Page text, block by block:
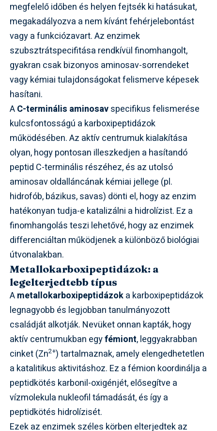
megfelelő időben és helyen fejtsék ki hatásukat,
megakadályozva a nem kívánt fehérjelebontást
vagy a funkciózavart. Az enzimek
szubsztrátspecifitása rendkívül finomhangolt,
gyakran csak bizonyos aminosav-sorrendeket
vagy kémiai tulajdonságokat felismerve képesek
hasítani.
AC-terminális aminosavspecifikus felismerése
kulcsfontosságú a karboxipeptidázok
működésében. Az aktív centrumuk kialakítása
olyan, hogy pontosan illeszkedjen a hasítandó
peptid C-terminális részéhez, és az utolsó
aminosav oldalláncának kémiai jellege (pl.
hidrofób, bázikus, savas) dönti el, hogy az enzim
hatékonyan tudja-e katalizálni a hidrolízist. Ez a
finomhangolás teszi lehetővé, hogy az enzimek
differenciáltan működjenek a különböző biológiai
útvonalakban.
Metallokarboxipeptidázok: a
legelterjedtebb típus
Ametallokarboxipeptidázoka karboxipeptidázok
legnagyobb és legjobban tanulmányozott
családját alkotják. Nevüket onnan kapták, hogy
aktív centrumukban egyfémiont, leggyakrabban
cinket (Zn2+) tartalmaznak, amely elengedhetetlen
a katalitikus aktivitáshoz. Ez a fémion koordinálja a
peptidkötés karbonil-oxigénjét, elősegítve a
vízmolekula nukleofil támadását, és így a
peptidkötés hidrolízisét.
Ezek az enzimek széles körben elterjedtek az